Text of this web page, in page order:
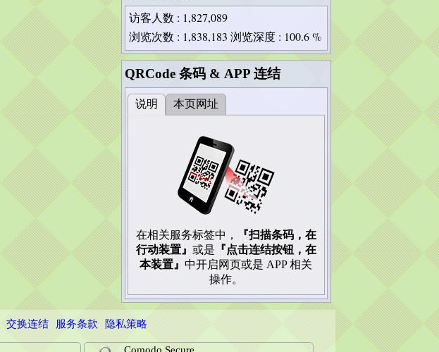
访客人数 : 1,827,089
浏览次数 : 1,838,183 浏览深度: 100.6 %
QRCode 条码 & APP 连结
说明 本页网址
在相关服务标签中，
『扫描条码，在
行动装置』 或是 『点击连结按钮，在
本装置』 中开启网页或是 APP 相关
操作。
交换连结 服务条款 隐私策略